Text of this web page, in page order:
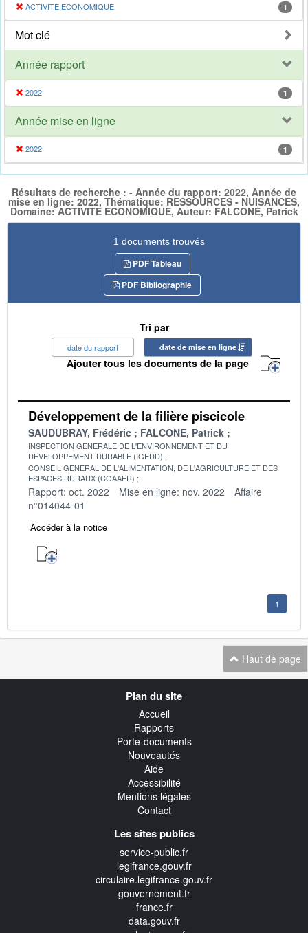
ACTIVITE ECONOMIQUE 1
Mot clé
Année rapport
2022 1
Année mise en ligne
2022 1
Résultats de recherche : - Année du rapport: 2022, Année de
mise en ligne: 2022, Thématique: RESSOURCES - NUISANCES,
Domaine: ACTIVITE ECONOMIQUE, Auteur: FALCONE, Patrick
1 documents trouvés
PDF Tableau
PDF Bibliographie
Tri par
date du rapport date de mise en ligne
Ajouter tous les documents de la page
Développement de la filière piscicole
SAUDUBRAY, Frédéric FALCONE, Patrick
INSPECTION GENERALE DE L'ENVIRONNEMENT ET DU
DEVELOPPEMENT DURABLE (IGEDD)
CONSEIL GENERAL DE L'ALIMENTATION, DE L'AGRICULTURE ET DES
ESPACES RURAUX (CGAAER)
Rapport: oct. 2022 Mise en ligne: nov. 2022
Affaire
n°014044-01
Accéder à la notice
1
Haut de page
Plan du site
Accueil
Rapports
Porte-documents
Nouveautés
Aide
Accessibilité
Mentions légales
Contact
Les sites publics
service-public.fr
legifrance.gouv.fr
circulaire.legifrance.gouv.fr
gouvernement.fr
france.fr
data.gouv.fr